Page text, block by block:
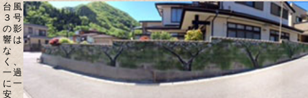
台風
３号
の影
響は
な
く、
一過
に一
安